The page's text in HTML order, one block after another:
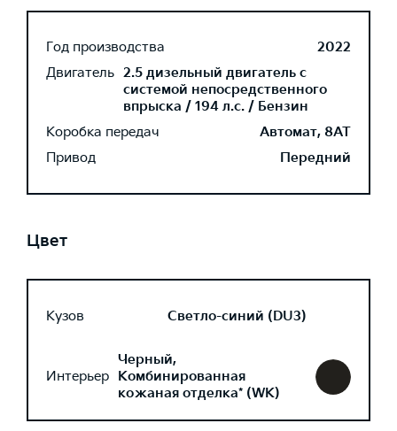
Год производства
2022
Двигатель 2.5 дизельный двигатель с
системой непосредственного
впрыска / 194 л.с. / Бензин
Коробка передач
Автомат, 8AT
Привод
Передний
Цвет
Кузов Светло-синий (DU3)
Интерьер
Черный,
Комбинированная
кожаная отделка* (WK)